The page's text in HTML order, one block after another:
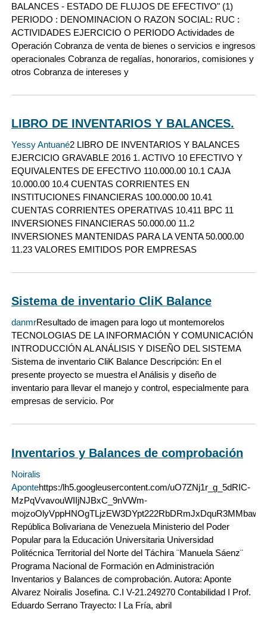
BALANCES - ESTADO DE FLUJOS DE EFECTIVO" (1)
PERIODO : DENOMINACION O RAZON SOCIAL: RUC :
ACTIVIDADES EJERCICIO O PERIODO Actividades de
Operación Cobranza de venta de bienes o servicios e ingresos
operacionales Cobranza de regalías, honorarios, comisiones y
otros Cobranza de intereses y
LIBRO DE INVENTARIOS Y BALANCES.
Yessy Antuané2 LIBRO DE INVENTARIOS Y BALANCES
EJERCICIO GRAVABLE 2016 1. ACTIVO 10 EFECTIVO Y
EQUIVALENTES DE EFECTIVO 110.000.00 10.1 CAJA
10.000.00 10.4 CUENTAS CORRIENTES EN
INSTITUCIONES FINANCIERAS 100.000.00 10.41
CUENTAS CORRIENTES OPERATIVAS 10.411 BPC 11
INVERSIONES FINANCIERAS 50.000.00 11.2
INVERSIONES MANTENIDAS PARA LA VENTA 50.000.00
11.23 VALORES EMITIDOS POR EMPRESAS
Sistema de inventario CliK Balance
danmrResultado de imagen para logo ut montemorelos
TECNOLOGIAS DE LA INFORMACIÓN Y COMUNICACIÓN
INTRODUCCIÓN AL ANÁLISIS Y DISEÑO DEL SISTEMA
Sistema de inventario CliK Balance Descripción: En el
presente proyecto se muestra el Análisis y diseño de
inventario para llevar el manejo y control, especialmente para
empresas de servicio. Por
Inventarios y Balances de comprobación
Noiralis
Apontehttps:/lh5.googleusercontent.com/uO7ZNj1r_g_5dRIC-
MzPqVvavouWIIjNJBxC_9nVWm-
República Bolivariana de Venezuela Ministerio del Poder
Popular para la Educación Universitaria Universidad
Politécnica Territorial del Norte del Táchira ¨Manuela Sáenz¨
Programa Nacional de Formación en Administración
Inventarios y Balances de comprobación. Autora: Aponte
Alvarez Noiralis Josefina. C.I V-21.249270 Contabilidad I Prof.
Eduardo Serrano Trayecto: I La Fría, abril